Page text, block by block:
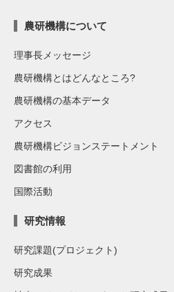
農研機構について
理事長メッセージ
農研機構とはどんなところ?
農研機構の基本データ
アクセス
農研機構ビジョンステートメント
図書館の利用
国際活動
研究情報
研究課題(プロジェクト)
研究成果